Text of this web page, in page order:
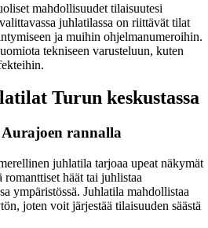
mahdollisuudet tilaisuutesi
juhlatilassa on riittävät tilat
ja muihin ohjelmanumeroihin.
tekniseen varusteluun, kuten
Turun keskustassa
rannalla
juhlatila tarjoaa upeat näkymät
häät tai juhlistaa
ympäristössä. Juhlatila mahdollistaa
joten voit järjestää tilaisuuden säästä